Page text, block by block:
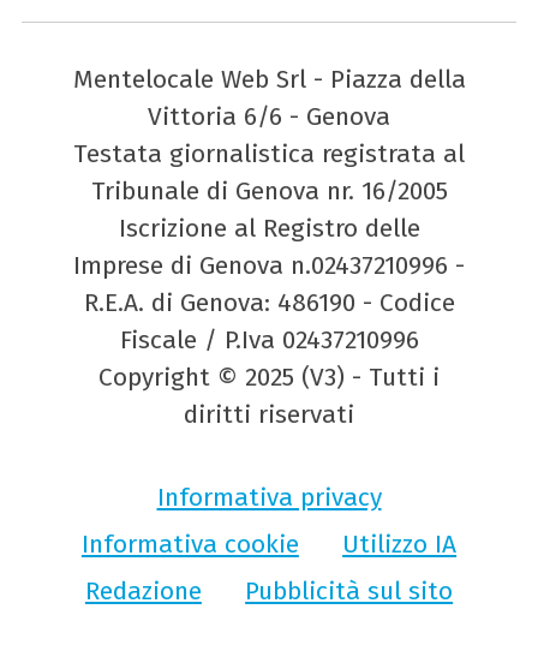
Mentelocale Web Srl - Piazza della
Vittoria 6/6 - Genova
Testata giornalistica registrata al
Tribunale di Genova nr. 16/2005
Iscrizione al Registro delle
Imprese di Genova n.02437210996 -
R.E.A. di Genova: 486190 - Codice
Fiscale / P.Iva 02437210996
Copyright © 2025 (V3) - Tutti i
diritti riservati
Informativa privacy
Informativa cookie
Utilizzo IA
Redazione
Pubblicità sul sito